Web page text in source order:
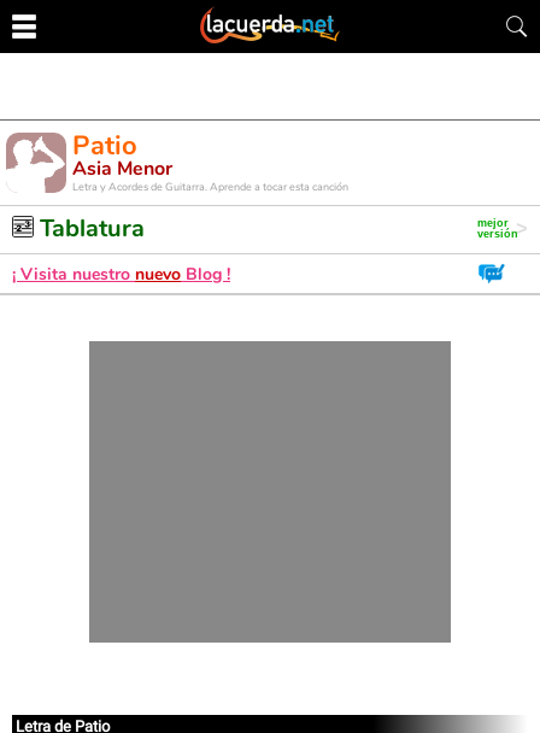
Patio
Asia Menor
Letra y Acordes de Guitarra. Aprende a tocar esta canción
Tablatura
¡ Visita nuestro nuevo Blog !
Letra de Patio